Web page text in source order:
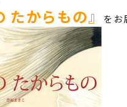
たからもの』 をお